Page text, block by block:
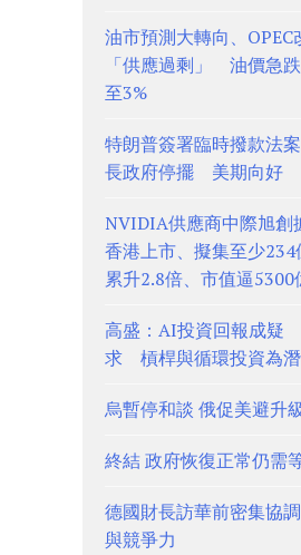
油市預測大轉向、
「供應過剩」 油價急
至3%
特朗普簽署臨時撥款法
長政府停擺 美期向好
NVIDIA供應商中際旭創
香港上市、擬集至少
累升2.8倍、市值逼5300
高盛：AI投資回報成疑
求 槓桿與循環投資為
烏暫停和談 俄促美避升
終結 政府恢復正常仍需
德國財長訪華前密集協
與競爭力